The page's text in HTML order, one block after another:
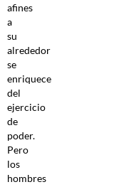
afines
a
su
alrededor
se
enriquece
del
ejercicio
de
poder.
Pero
los
hombres